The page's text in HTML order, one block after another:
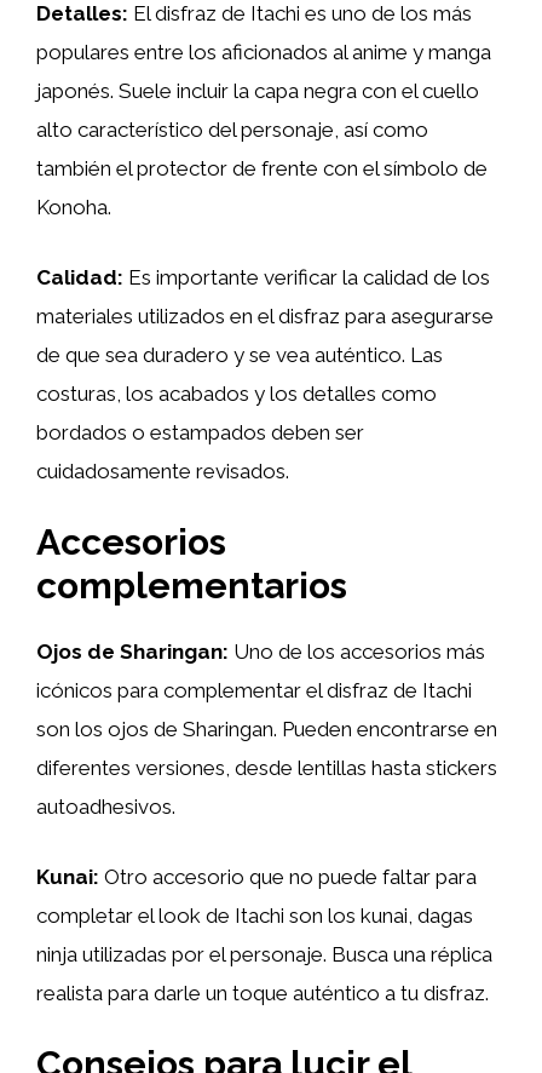
Detalles: El disfraz de Itachi es uno de los más
populares entre los aficionados al anime y manga
japonés. Suele incluir la capa negra con el cuello
alto característico del personaje, así como
también el protector de frente con el símbolo de
Konoha.
Calidad: Es importante verificar la calidad de los
materiales utilizados en el disfraz para asegurarse
de que sea duradero y se vea auténtico. Las
costuras, los acabados y los detalles como
bordados o estampados deben ser
cuidadosamente revisados.
Accesorios
complementarios
Ojos de Sharingan: Uno de los accesorios más
icónicos para complementar el disfraz de Itachi
son los ojos de Sharingan. Pueden encontrarse en
diferentes versiones, desde lentillas hasta stickers
autoadhesivos.
Kunai: Otro accesorio que no puede faltar para
completar el look de Itachi son los kunai, dagas
ninja utilizadas por el personaje. Busca una réplica
realista para darle un toque auténtico a tu disfraz.
Consejos para lucir el